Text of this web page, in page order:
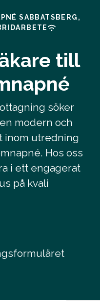
SABBATSBERG,
till
söker
modern och
inom utredning
Hos oss
i ett engagerat
på kvali